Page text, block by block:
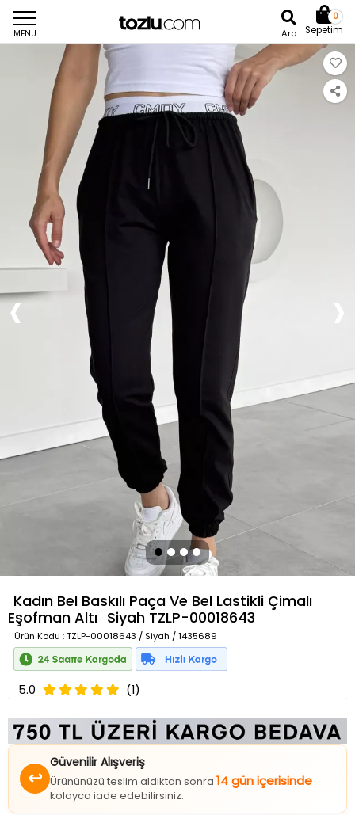
MENU Ara
0
Sepetim
Kadın Bel Baskılı Paça Ve Bel Lastikli Çimalı
Eşofman Altı Siyah TZLP-00018643
Ürün Kodu : TZLP-00018643 / Siyah / 1435689
5.0 (1)
Güvenilir Alışveriş
Ürününüzü teslim aldıktan sonra
kolayca iade edebilirsiniz.